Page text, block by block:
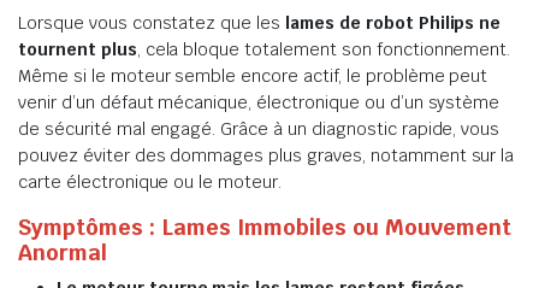
Lorsque vous constatez que les lames de robot Philips ne
tournent plus, cela bloque totalement son fonctionnement.
Même si le moteur semble encore actif, le problème peut
venir d’un défaut mécanique, électronique ou d’un système
de sécurité mal engagé. Grâce à un diagnostic rapide, vous
pouvez éviter des dommages plus graves, notamment sur la
carte électronique ou le moteur.
Symptômes : Lames Immobiles ou Mouvement
Anormal